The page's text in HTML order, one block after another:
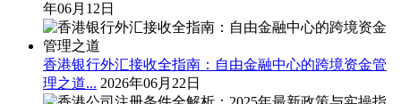
年06月12日
香港银行外汇接收全指南：自由金融中心的跨境资金管
理之道... 2026年06月22日